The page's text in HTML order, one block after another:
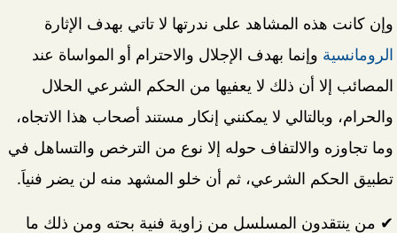
وإن كانت هذه المشاهد على ندرتها لا تاتي بهدف الإثارة
الرومانسية وإنما بهدف الإجلال والاحترام أو المواساة عند
المصائب إلا أن ذلك لا يعفيها من الحكم الشرعي الحلال
والحرام، وبالتالي لا يمكنني إنكار مستند أصحاب هذا الاتجاه،
وما تجاوزه والالتفاف حوله إلا نوع من الترخص والتساهل في
تطبيق الحكم الشرعي، ثم أن خلو المشهد منه لن يضر فنياَ.
✔ من ينتقدون المسلسل من زاوية فنية بحته ومن ذلك ما